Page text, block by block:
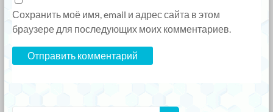
Сохранить моё имя, email и адрес сайта в этом
браузере для последующих моих комментариев.